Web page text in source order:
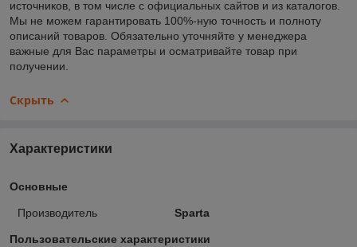
источников, в том числе с официальных сайтов и из каталогов.
Мы не можем гарантировать 100%-ную точность и полноту
описаний товаров. Обязательно уточняйте у менеджера
важные для Вас параметры и осматривайте товар при
получении.
Скрыть
Характеристики
Основные
Производитель Sparta
Пользовательские характеристики